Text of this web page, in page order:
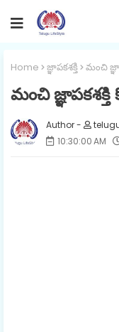
Home జ్ఞాపకశక్తి మంచి
మంచి
10:30:00 AM